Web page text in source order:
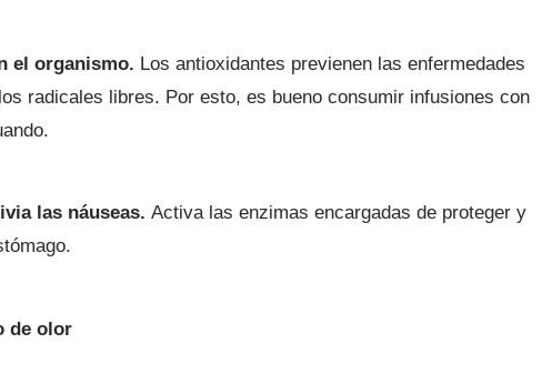
el organismo. Los antioxidantes previenen las enfermedades
radicales libres. Por esto, es bueno consumir infusiones con
las náuseas. Activa las enzimas encargadas de proteger y
de olor